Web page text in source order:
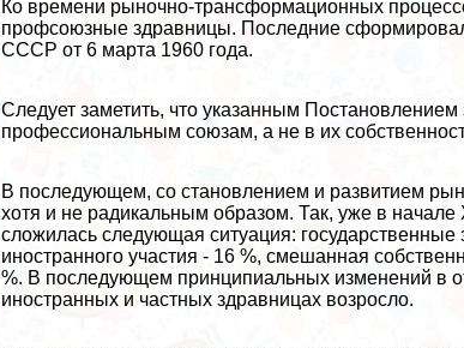
Ко времени рыночно-трaнcформационных
профсоюзные здравницы. Последние
СССР от 6 марта 1960 года.
Следует заметить, что указанным
профессиональным союзам, а не в их
В последующем, со становлением и развитием
хотя и не радикальным образом. Так, уже в
сложилась следующая ситуация:
иностранного участия - 16 %, смешанная
%. В последующем принципиальных изменений в
иностранных и частных здравницах возросло.